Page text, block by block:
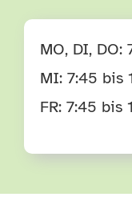
HÄUFIGE
MO, DI, DO:
MI: 7:45 bis
FR: 7:45 bis